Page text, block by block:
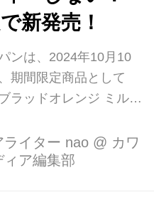
んのりヨーグルト風味
とフローズンティーに
のジューシーさを堪能
新発売！
ンは、2024年10月10
期間限定商品として
ラッドオレンジ ミルク
プル＆ブラッドオレン
」「アップル＆ブラッ
ーズンティー」を販売
ライター nao @ カワ
ィア編集部